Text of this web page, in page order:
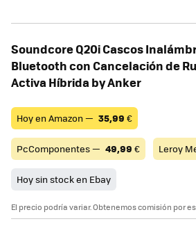
Soundcore Q20i Cascos
Bluetooth con Cancelación de
Activa Híbrida by Anker
Hoy en Amazon — 35,99 €
PcComponentes — 49,99 € Leroy
Hoy sin stock en Ebay
El precio podría variar. Obtenemos comisión por